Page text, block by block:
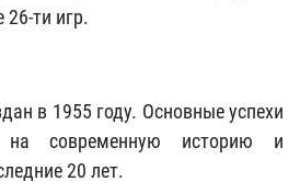
26-ти игр.
в 1955 году. Основные успехи
на современную историю и
20 лет.